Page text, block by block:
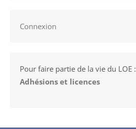
Connexion
Pour faire partie de la vie du LOE :
Adhésions et licences